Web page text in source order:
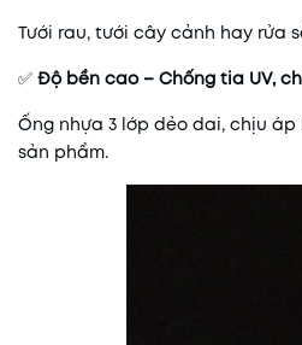
Tưới rau, tưới cây cảnh hay rửa
✅ Độ bền cao – Chống tia UV,
Ống nhựa 3 lớp dẻo dai, chịu
sản phẩm.